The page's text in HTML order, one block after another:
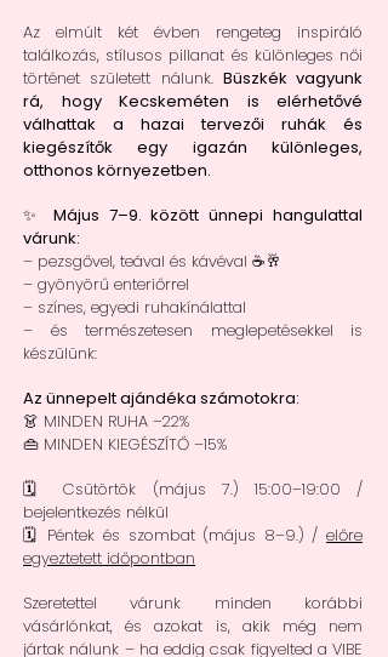
Az elmúlt két évben rengeteg inspiráló
találkozás, stílusos pillanat és különleges női
történet született nálunk. Büszkék vagyunk
rá, hogy Kecskeméten is elérhetővé
válhattak a hazai tervezői ruhák és
kiegészítők egy igazán különleges,
otthonos környezetben.
✨ Május 7–9. között ünnepi hangulattal
várunk:
– pezsgővel, teával és kávéval ☕🥂
– gyönyörű enteriőrrel
– színes, egyedi ruhakínálattal
– és természetesen meglepetésekkel is
készülünk:
Az ünnepelt ajándéka számotokra:
👗 MINDEN RUHA –22%
👜 MINDEN KIEGÉSZÍTŐ –15%
🗓 Csütörtök (május 7.) 15:00–19:00 /
bejelentkezés nélkül
🗓 Péntek és szombat (május 8–9.) / előre
egyeztetett időpontban
Szeretettel várunk minden korábbi
vásárlónkat, és azokat is, akik még nem
jártak nálunk – ha eddig csak figyelted a VIBE